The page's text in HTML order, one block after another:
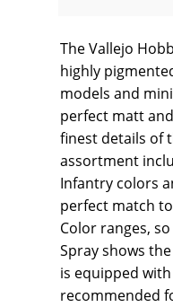
The Vallejo
highly
models and
perfect matt
finest details of
assortment
Infantry colors
perfect match
Color ranges,
Spray shows
is equipped
recommended